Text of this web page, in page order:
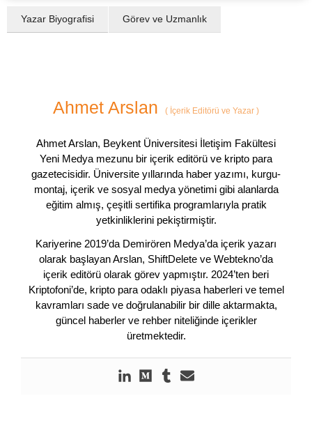
Yazar Biyografisi Görev ve Uzmanlık
Ahmet Arslan ( İçerik Editörü ve Yazar )
Ahmet Arslan, Beykent Üniversitesi İletişim Fakültesi
Yeni Medya mezunu bir içerik editörü ve kripto para
gazetecisidir. Üniversite yıllarında haber yazımı, kurgu-
montaj, içerik ve sosyal medya yönetimi gibi alanlarda
eğitim almış, çeşitli sertifika programlarıyla pratik
yetkinliklerini pekiştirmiştir.
Kariyerine 2019’da Demirören Medya’da içerik yazarı
olarak başlayan Arslan, ShiftDelete ve Webtekno’da
içerik editörü olarak görev yapmıştır. 2024’ten beri
Kriptofoni’de, kripto para odaklı piyasa haberleri ve temel
kavramları sade ve doğrulanabilir bir dille aktarmakta,
güncel haberler ve rehber niteliğinde içerikler
üretmektedir.